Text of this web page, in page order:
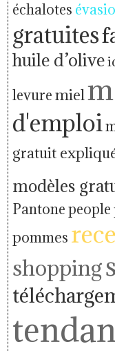
échalotes
gratuites
huile d’olive
levuremiel
d'emploi
gratuit
modèles
Pantone people
pommes
shopping